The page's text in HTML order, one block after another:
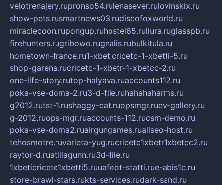
velotrenajery.rupronso54.rulenasever.rulovinskix.ru
show-pets.rusmartnews03.rudiscofoxworld.ru
miraclecoon.rupongup.ruhostel65.ruliura.ruglasspb.ru
firehunters.rugribowo.rugnalis.rubulkitula.ru
hometown-france.ru1-xbeticricetc-1-xbetti-5.ru
shop-garena.rucricetc-1-xbetr-1-xbetcc-2.ru
one-life-story.rutop-halyava.ruaccounts112.ru
poka-vse-doma-2.ru3-d-file.ruhahahaharms.ru
g2012.rutst-1.rushaggy-cat.ruopsmgr.ruev-gallery.ru
g-2012.ruops-mgr.ruaccounts-112.rucsm-demo.ru
poka-vse-doma2.ruairgungames.ruallseo-host.ru
tehosmotre.ruvarieta-yug.rucricetc1xbetr1xbetcc2.ru
raytor-d.ruatillagunn.ru3d-file.ru
1xbeticricetc1xbetti5.ruuafoot-statti.rue-abis1c.ru
store-brawl-stars.rukts-services.rudark-sand.ru